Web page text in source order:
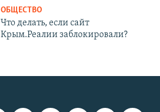
ОБЩЕСТВО
Что делать, если сайт
Крым.Реалии заблокировали?